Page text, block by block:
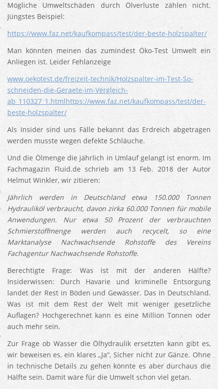
Mögliche Umweltschäden durch Ölverluste zählen nicht.
Jüngstes Beispiel:
https://www.faz.net/kaufkompass/test/der-beste-holzspalter/
Man könnten meinen das zumindest Öko-Test Umwelt ein
Anliegen ist. Leider Fehlanzeige
www.oekotest.de/freizeit-technik/Holzspalter-im-Test-So-
schneiden-die-Geraete-im-Vergleich-
ab_110327_1.htmlhttps://www.faz.net/kaufkompass/test/der-
beste-holzspalter/
Als Insider sind uns Fälle bekannt das Erdreich abgetragen
werden musste wegen defekte Schläuche.
Und die Ölmenge die jährlich in Umlauf gelangt ist enorm. Im
Fachmagazin Fluid.de schrieb am 13 Feb. 2018 der Autor
Helmut Winkler, wir zitieren:
Jährlich werden in Deutschland etwa 150.000 Tonnen
Hydrauliköl verbraucht, davon zirka 60.000 Tonnen für mobile
Anwendungen. Nur etwa 50 Prozent der verbrauchten
Schmierstoffmenge werden auch recycelt, so eine
Marktanalyse Nachwachsende Rohstoffe des Vereins
Fachagentur Nachwachsende Rohstoffe.
Berechtigte Frage: Was ist mit der anderen Hälfte?
Insiderwissen: Durch Havarie und kriminelle Entsorgung
landet der Rest in Böden und Gewässer. Das in Deutschland.
Was ist mit dem Rest der Welt mit weniger gesetzliche
Auflagen? Hochgerechnet kann es eine Million Tonnen oder
auch mehr sein.
Zur Frage ob Wasser die Ölhydraulik ersetzten kann gibt es,
wir beweisen es, ein klares „Ja“, Sicher nicht zur Gänze. Ohne
in technische Details zu gehen könnte es aber durchaus die
Hälfte sein. Damit wäre für die Umwelt schon viel getan.